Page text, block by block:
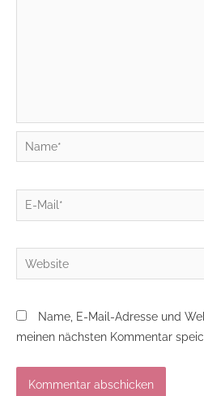
Name*
E-
Mail*
Website
Name, E-Mail-Adresse und
meinen nächsten Kommentar